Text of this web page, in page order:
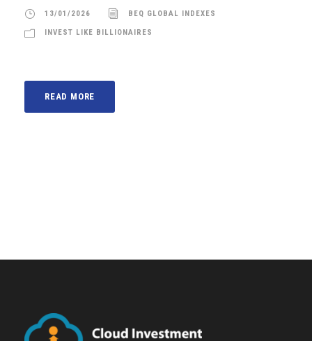
13/01/2026 BEQ GLOBAL INDEXES
INVEST LIKE BILLIONAIRES
READ MORE